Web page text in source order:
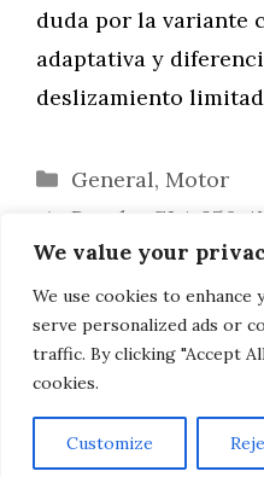
We value your
We use cookies to enhance
serve personalized ads or
traffic. By clicking "Accept
cookies.
Customize
duda por la variante
adaptativa y
deslizamiento
Categorías
General, Motor
Prueba GLA 250
alto, más corto, más
Prueba Skoda
Excesivamente
AVISO LEGAL,